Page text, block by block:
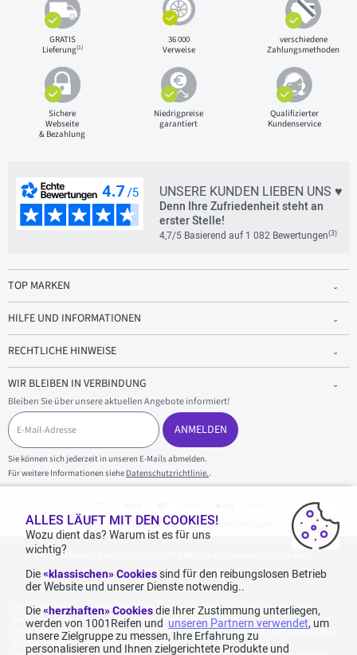
GRATIS
Lieferung(1)
36 000
Verweise
verschiedene
Zahlungsmethoden
Sichere
Webseite
& Bezahlung
Niedrigpreise
garantiert
Qualifizierter
Kundenservice
UNSERE KUNDEN LIEBEN UNS ♥
Denn Ihre Zufriedenheit steht an
erster Stelle!
4,7/5 Basierend auf 1 082 Bewertungen(3)
TOP MARKEN
HILFE UND INFORMATIONEN
RECHTLICHE HINWEISE
WIR BLEIBEN IN VERBINDUNG
Bleiben Sie über unsere aktuellen Angebote informiert!
E
-
M
a
i
l
ANMELDEN
Sie können sich jederzeit in unseren E-Mails abmelden.
Für weitere Informationen siehe Datenschutzrichtlinie..
100 % sicherer Einkauf und sichere Zahlungen
1001reifen - Copyright 2026 - Alle Rechte vorbehalten 1001reifen
Kostenlose Lieferung: für jeden Einkauf mit einem Betrag von 70€ oder mehr (inkl.
MwSt.) (unter 70€ betragen die Versandkosten 7,90€ inkl. MwSt.).
Katalogpreise des Herstellers sind nicht rabattierbar. Dies spiegelt nicht die allgemein
auf dieser Webseite angegebenen Preise wider.
ALLES LÄUFT MIT DEN COOKIES!
Wozu dient das? Warum ist es für uns
wichtig?
Die«klassischen» Cookiessind für den reibungslosen Betrieb
der Website und unserer Dienste notwendig..
Die«herzhaften» Cookies die Ihrer Zustimmung unterliegen,
werden von 1001Reifen und unseren Partnern verwendet, um
unsere Zielgruppe zu messen, Ihre Erfahrung zu
personalisieren und Ihnen zielgerichtete Produkte und